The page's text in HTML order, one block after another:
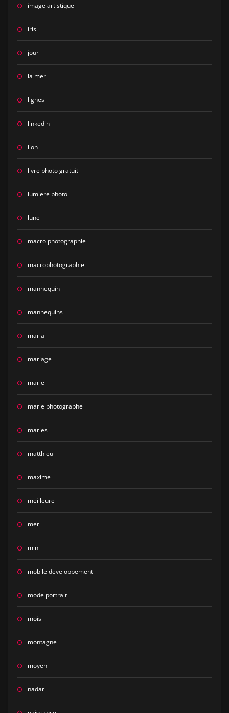
image artistique
iris
jour
la mer
lignes
linkedin
lion
livre photo gratuit
lumiere photo
lune
macro photographie
macrophotographie
mannequin
mannequins
maria
mariage
marie
marie photographe
maries
matthieu
maxime
meilleure
mer
mini
mobile developpement
mode portrait
mois
montagne
moyen
nadar